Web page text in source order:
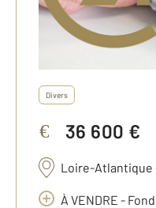
Divers
€ 36 600 €
Loire-Atlantique
À VENDRE -